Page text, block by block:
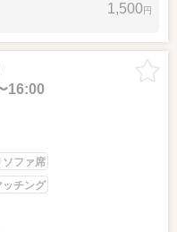
1,500円
16:00
ソファ席
ッチング